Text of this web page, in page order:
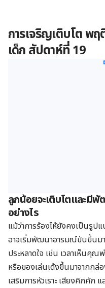
การเจริญเติบโต พ
เด็ก สัปดาห์ที่ 19
ลูกน้อยจะเติบโตและมีพั
อย่างไร
แม้ว่าการร้องไห้ยังคงเป็นรูป
อาจเริ่มพัฒนาอารมณ์ขันขึ้นมา
ประหลาดใจ เช่น เวลาเห็นคุ
หรือของเล่นเด้งขึ้นมาจากก
เสริมการหัวเราะ เสียงคิกคัก